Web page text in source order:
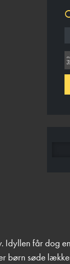
Sal 3
Idyllen får dog
børn søde